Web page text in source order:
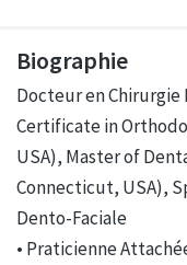
Biographie
Docteur en
Certificate in
USA), Master of
Connecticut, USA),
Dento-Faciale
• Praticienne